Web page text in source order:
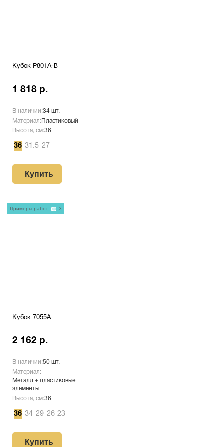
Кубок P801A-B
1 818 р.
В наличии:34 шт.
Материал: Пластиковый
Высота, см:36
36 31.5 27
Купить
Кубок 7055A
2 162 р.
В наличии:50 шт.
Материал:
Металл + пластиковые
элементы
Высота, см:36
36 34 29 26 23
Купить
Примеры работ 3